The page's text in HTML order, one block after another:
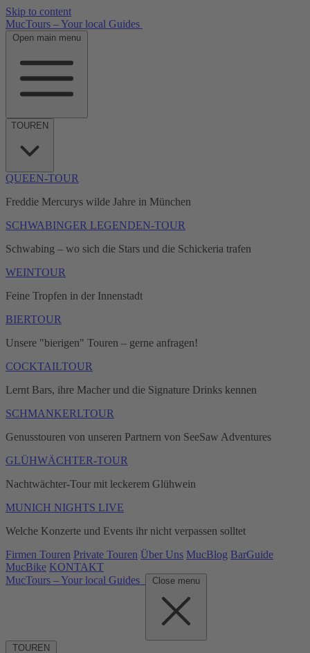
Skip to content
MucTours – Your local Guides
Open main menu
TOUREN
QUEEN-TOUR
Freddie Mercurys wilde Jahre in München
SCHWABINGER LEGENDEN-TOUR
Schwabing – wo sich die Stars und die Schickeria trafen
WEINTOUR
Feine Tropfen in der Innenstadt
BIERTOUR
Unsere "bierigen" Touren – gerne anfragen!
COCKTAILTOUR
Lernt Bars, ihre Macher und die Signature Drinks kennen
SCHMANKERLTOUR
Genusstouren von unseren Partnern von SeeSaw Adventures
GLÜHWÄCHTER-TOUR
Nachtwächter-Tour mit leckerem Glühwein
MUNICH NIGHTS LIVE
Welche Konzerte und Events ihr nicht verpassen solltet
Firmen Touren Private Touren Über Uns MucBlog BarGuide
MucBike KONTAKT
MucTours – Your local Guides
Close menu
TOUREN